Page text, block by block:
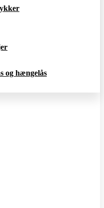
og hængelås